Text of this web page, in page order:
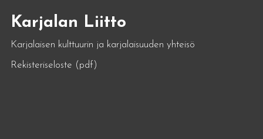
Karjalan Liitto
Karjalaisen kulttuurin ja karjalaisuuden yhteisö
Rekisteriseloste (pdf)